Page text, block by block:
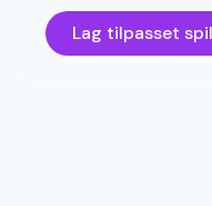
Lag tilpasset